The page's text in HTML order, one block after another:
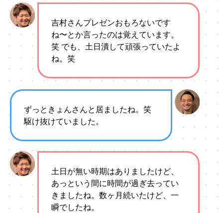
吉村さんプレゼンおもろないです
ね〜とか言ったのは覚えています。
笑 でも、土日潰して頑張っていたよ
ね。笑
ずっときょんさんと居ましたね。笑
駆け抜けていました。
土日が無い時期はありましたけど、
あっという間に時間が過ぎ去ってい
きましたね。数ヶ月続いたけど、一
瞬でしたね。